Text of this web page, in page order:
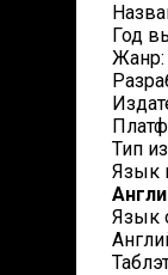
Год
Жанр:
Тип
Язык
Язык